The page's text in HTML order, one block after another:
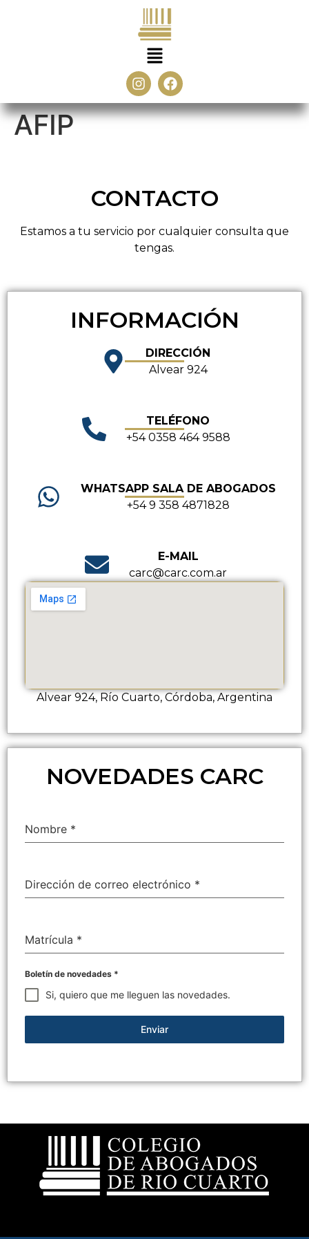
AFIP
CONTACTO
Estamos a tu servicio por cualquier consulta que
tengas.
INFORMACIÓN
DIRECCIÓN
Alvear 924
TELÉFONO
+54 0358 464 9588
WHATSAPP SALA DE ABOGADOS
+54 9 358 4871828
E-MAIL
carc@carc.com.ar
Alvear 924, Río Cuarto, Córdoba, Argentina
NOVEDADES CARC
Nombre *
Dirección de correo electrónico *
Matrícula *
Boletín de novedades *
Si, quiero que me lleguen las novedades.
Enviar